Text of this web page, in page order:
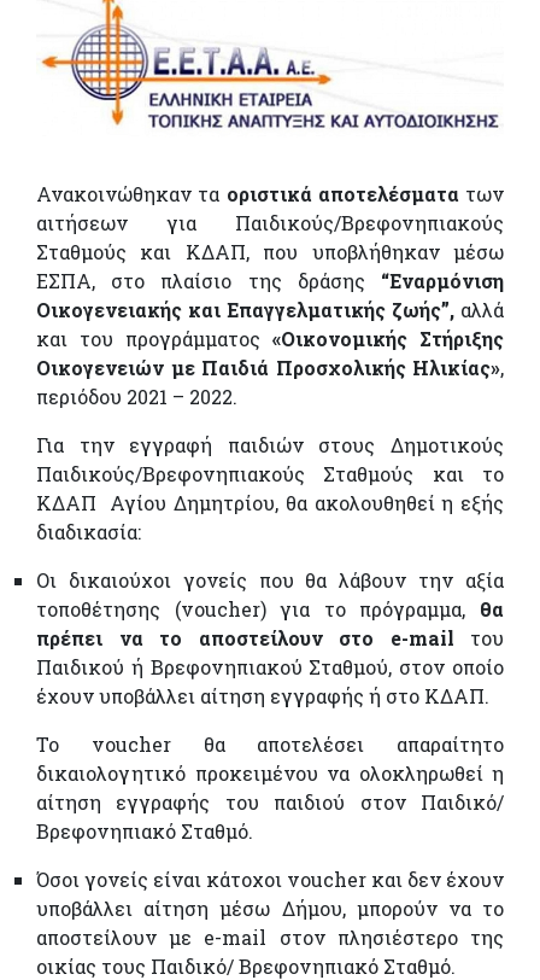
Ανακοινώθηκαν τα οριστικά αποτελέσματα των
αιτήσεων για Παιδικούς/Βρεφονηπιακούς
Σταθμούς και ΚΔΑΠ, που υποβλήθηκαν μέσω
ΕΣΠΑ, στο πλαίσιο της δράσης “Εναρμόνιση
Οικογενειακής και Επαγγελματικής ζωής”, αλλά
και του προγράμματος «Οικονομικής Στήριξης
Οικογενειών με Παιδιά Προσχολικής Ηλικίας»,
περιόδου 2021 – 2022.
Για την εγγραφή παιδιών στους Δημοτικούς
Παιδικούς/Βρεφονηπιακούς Σταθμούς και το
ΚΔΑΠ Αγίου Δημητρίου, θα ακολουθηθεί η εξής
διαδικασία:
Οι δικαιούχοι γονείς που θα λάβουν την αξία
τοποθέτησης (voucher) για το πρόγραμμα, θα
πρέπει να το αποστείλουν στο e-mail του
Παιδικού ή Βρεφονηπιακού Σταθμού, στον οποίο
έχουν υποβάλλει αίτηση εγγραφής ή στο ΚΔΑΠ.
Το voucher θα αποτελέσει απαραίτητο
δικαιολογητικό προκειμένου να ολοκληρωθεί η
αίτηση εγγραφής του παιδιού στον Παιδικό/
Βρεφονηπιακό Σταθμό.
Όσοι γονείς είναι κάτοχοι voucher και δεν έχουν
υποβάλλει αίτηση μέσω Δήμου, μπορούν να το
αποστείλουν με e-mail στον πλησιέστερο της
οικίας τους Παιδικό/ Βρεφονηπιακό Σταθμό.